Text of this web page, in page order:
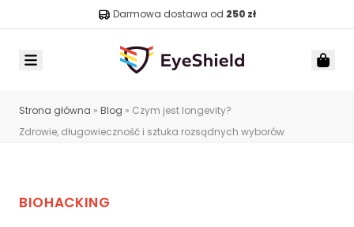
Darmowa dostawa od 250 zł
Strona główna » Blog » Czym jest longevity?
Zdrowie, długowieczność i sztuka rozsądnych wyborów
BIOHACKING